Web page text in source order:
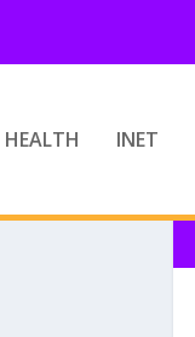
HEALTH INET